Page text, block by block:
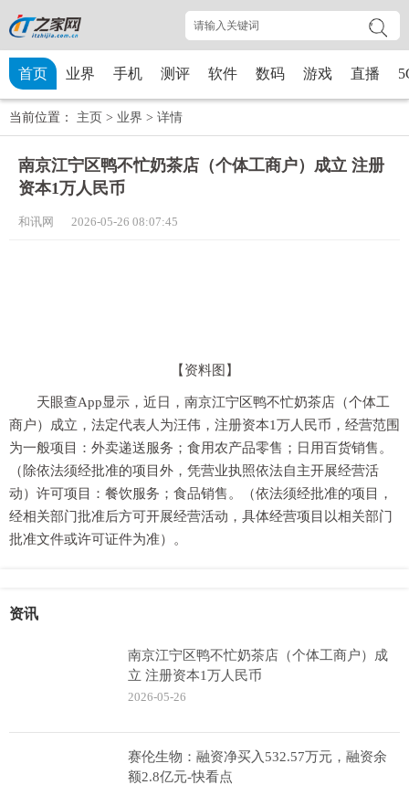
首页 业界 手机 测评 软件 数码 游戏 直播
当前位置： 主页 > 业界 > 详情
南京江宁区鸭不忙奶茶店（个体工商户）成立 注册
资本1万人民币
和讯网 2026-05-26 08:07:45
【资料图】
天眼查App显示，近日，南京江宁区鸭不忙奶茶店（个体工
商户）成立，法定代表人为汪伟，注册资本1万人民币，经营范围
为一般项目：外卖递送服务；食用农产品零售；日用百货销售。
（除依法须经批准的项目外，凭营业执照依法自主开展经营活
动）许可项目：餐饮服务；食品销售。（依法须经批准的项目，
经相关部门批准后方可开展经营活动，具体经营项目以相关部门
批准文件或许可证件为准）。
资讯
南京江宁区鸭不忙奶茶店（个体工商户）成
立 注册资本1万人民币
2026-05-26
赛伦生物：融资净买入532.57万元，融资余
额2.8亿元-快看点